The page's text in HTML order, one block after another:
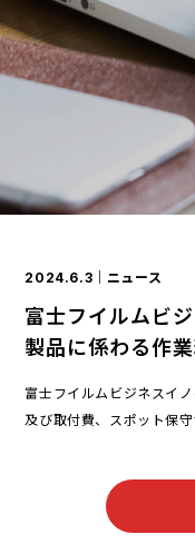
2024.6.3 ｜ニュース
富士フイルムビ
製品に係わる作
富士フイルムビジネスイ
及び取付費、スポット保